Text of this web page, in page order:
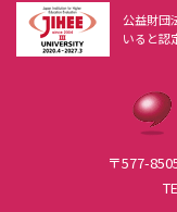
狭間 惠三子
初谷 勇
地域経済政策専攻非常
経営革新専攻専任教員
経営革新専攻非常勤教員
〒577-
公益財団
いると認